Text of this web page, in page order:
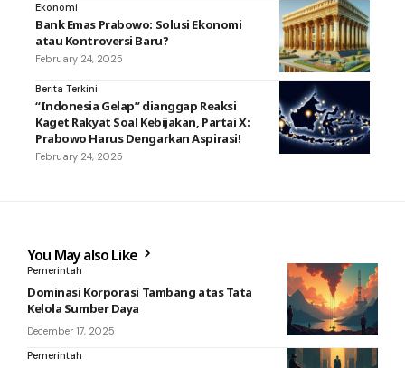
Ekonomi
Bank Emas Prabowo: Solusi Ekonomi
atau Kontroversi Baru?
February 24, 2025
Berita Terkini
“Indonesia Gelap” dianggap Reaksi
Kaget Rakyat Soal Kebijakan, Partai X:
Prabowo Harus Dengarkan Aspirasi!
February 24, 2025
You May also Like
Pemerintah
Dominasi Korporasi Tambang atas Tata
Kelola Sumber Daya
December 17, 2025
Pemerintah